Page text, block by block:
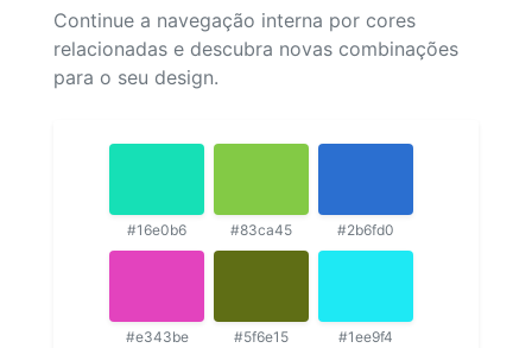
Continue a navegação interna por cores
relacionadas e descubra novas combinações
para o seu design.
#16e0b6 #83ca45 #2b6fd0
#e343be #5f6e15 #1ee9f4